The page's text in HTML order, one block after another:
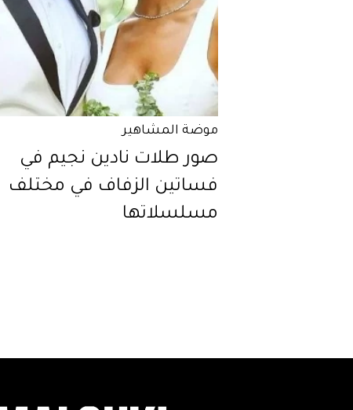
موضة المشاهير
صور طلات نادين نجيم في
فساتين الزفاف في مختلف
مسلسلاتها